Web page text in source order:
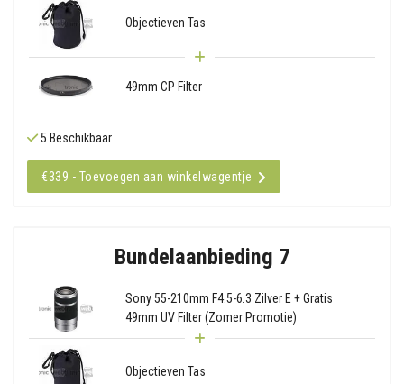
Objectieven Tas
49mm CP Filter
5 Beschikbaar
€339 - Toevoegen aan winkelwagentje
Bundelaanbieding 7
Sony 55-210mm F4.5-6.3 Zilver E + Gratis
49mm UV Filter (Zomer Promotie)
Objectieven Tas